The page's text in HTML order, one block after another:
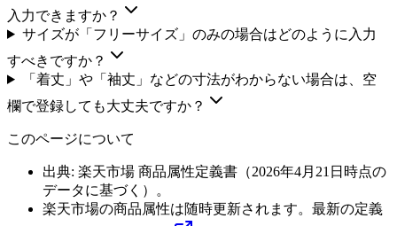
入力できますか？
サイズが「フリーサイズ」のみの場合はどのように入力
すべきですか？
「着丈」や「袖丈」などの寸法がわからない場合は、空
欄で登録しても大丈夫ですか？
このページについて
出典: 楽天市場 商品属性定義書（2026年4月21日 時点の
データに基づく）。
楽天市場の商品属性は随時更新されます。最新の定義